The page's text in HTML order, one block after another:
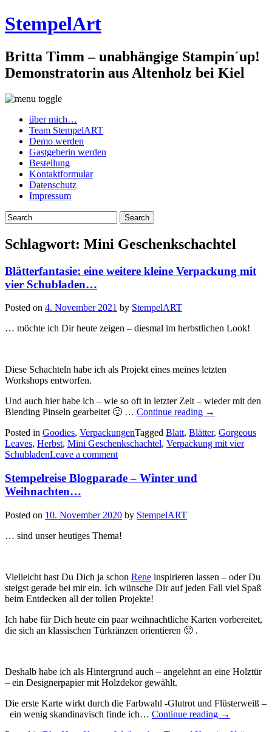
StempelArt
Britta Timm – unabhängige Stampin´up!
Demonstratorin aus Altenholz bei Kiel
über mich…
Team StempelART
Demo werden
Gastgeberin werden
Bestellung
Kontaktformular
Datenschutz
Impressum
Schlagwort: Mini Geschenkschachtel
Blätterfantasie: eine weitere kleine Verpackung mit
vier Schubladen…
Posted on 4. November 2021 by StempelART
… möchte ich Dir heute zeigen – diesmal im herbstlichen Look!
Diese Schachteln habe ich als Projekt eines meines letzten
Workshops entworfen.
Und auch hier habe ich – wie so oft in letzter Zeit – wieder mit den
Blending Pinseln gearbeitet 🙂 … Continue reading „Blätterfantasie:
weitere
kleine
→
Posted in Goodies, VerpackungenTagged Blatt, Blätter, Gorgeous
Leaves, Herbst, Mini Geschenkschachtel, Verpackung mit vier
SchubladenLeave a comment
Stempelreise Blogparade – Winter und
Weihnachten…
Posted on 10. November 2020 by StempelART
… sind unser heutiges Thema!
Vielleicht hast Du Dich ja schon Rene inspirieren lassen – oder Du
steigst gerade bei mir ein. Ich wünsche Dir auf jeden Fall viel Spaß
beim Entdecken all der tollen Projekte!
Ich habe für Dich heute ein paar weihnachtliche Karten vorbereitet,
die sich an klassischen Türkränzen orientieren 🙂 .
Deshalb habe ich als Hintergrund auch – angelehnt an eine Holztür
– ein Designerpapier mit Holzdekor gewählt.
Die erste Karte wirkt durch die Farbwahl -Glutrot und Flüsterweiß –
ein wenig skandinavisch finde ich… Continue reading „Stempelreise
→